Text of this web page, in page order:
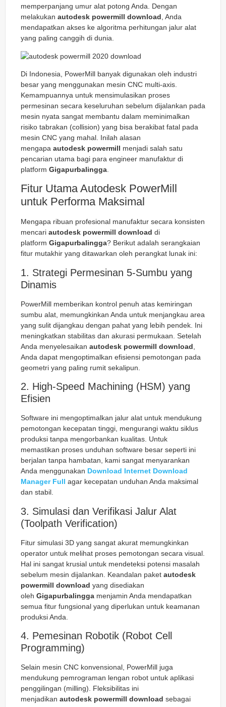
memperpanjang umur alat potong Anda. Dengan
melakukan autodesk powermill download , Anda
mendapatkan akses ke algoritma perhitungan jalur alat
yang paling canggih di dunia.
Di Indonesia, PowerMill banyak digunakan oleh industri
besar yang menggunakan mesin CNC multi-axis.
Kemampuannya untuk mensimulasikan proses
permesinan secara keseluruhan sebelum dijalankan pada
mesin nyata sangat membantu dalam meminimalkan
risiko tabrakan (collision) yang bisa berakibat fatal pada
mesin CNC yang mahal. Inilah alasan
mengapa autodesk powermill menjadi salah satu
pencarian utama bagi para engineer manufaktur di
platform Gigapurbalingga
Fitur Utama Autodesk PowerMill
untuk Performa Maksimal
Mengapa ribuan profesional manufaktur secara konsisten
mencari autodesk powermill download di
platform Gigapurbalingga? Berikut adalah serangkaian
fitur mutakhir yang ditawarkan oleh perangkat lunak ini:
1. Strategi Permesinan 5-Sumbu yang
Dinamis
PowerMill memberikan kontrol penuh atas kemiringan
sumbu alat, memungkinkan Anda untuk menjangkau area
yang sulit dijangkau dengan pahat yang lebih pendek. Ini
meningkatkan stabilitas dan akurasi permukaan. Setelah
Anda menyelesaikan autodesk powermill download
Anda dapat mengoptimalkan efisiensi pemotongan pada
geometri yang paling rumit sekalipun.
2. High-Speed Machining (HSM) yang
Efisien
Software ini mengoptimalkan jalur alat untuk mendukung
pemotongan kecepatan tinggi, mengurangi waktu siklus
produksi tanpa mengorbankan kualitas. Untuk
memastikan proses unduhan software besar seperti ini
berjalan tanpa hambatan, kami sangat menyarankan
Anda menggunakan Download Internet Download
Manager Full agar kecepatan unduhan Anda maksimal
dan stabil.
3. Simulasi dan Verifikasi Jalur Alat
(Toolpath Verification)
Fitur simulasi 3D yang sangat akurat memungkinkan
operator untuk melihat proses pemotongan secara visual.
Hal ini sangat krusial untuk mendeteksi potensi masalah
sebelum mesin dijalankan. Keandalan paket autodesk
powermill download yang disediakan
oleh Gigapurbalingga menjamin Anda mendapatkan
semua fitur fungsional yang diperlukan untuk keamanan
produksi Anda.
4. Pemesinan Robotik (Robot Cell
Programming)
Selain mesin CNC konvensional, PowerMill juga
mendukung pemrograman lengan robot untuk aplikasi
penggilingan (milling). Fleksibilitas ini
menjadikan autodesk powermill download sebagai